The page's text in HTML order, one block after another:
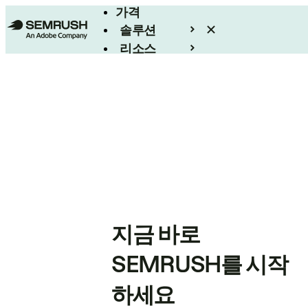
가격
솔루션
리소스
지금 바로
SEMRUSH를 시작
하세요